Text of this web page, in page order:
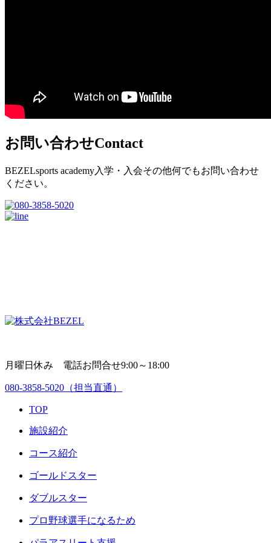
お問い合わせContact
BEZELsports academy入学・入会その他何でもお問い合わせ
ください。
月曜日休み 電話お問合せ9:00～18:00
080-3858-5020 （担当直通）
TOP
施設紹介
コース紹介
ゴールドスター
ダブルスター
プロ野球選手になるため